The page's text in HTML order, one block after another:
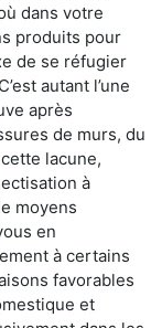
dans votre
produits pour
de se réfugier
autant l’une
après
de murs, du
lacune,
à
moyens
en
à certains
favorables
et